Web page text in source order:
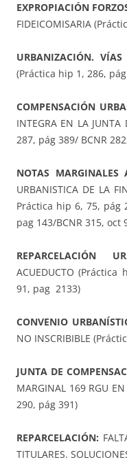
EXPROPIACIÓN
FIDEICOMISARIA
URBANIZACIÓN. VÍAS
(Práctica hip 1, 286,
COMPENSACIÓN
INTEGRA EN LA
287, pág 389/ BCNR
NOTAS MARGINALES
URBANISTICA DE LA
Práctica hip 6, 75, pág
pag 143/BCNR 315, oct
REPARCELACIÓN
ACUEDUCTO
91, pag 2133)
CONVENIO
NO INSCRIBIBLE
JUNTA DE
MARGINAL 169 RGU
290, pág 391)
REPARCELACIÓN:
TITULARES.